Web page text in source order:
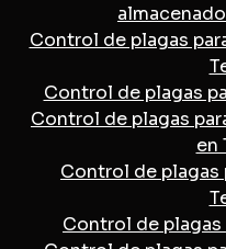
Control de plagas
Control de plagas
Control de plagas
en
Control de plagas
Control de plagas